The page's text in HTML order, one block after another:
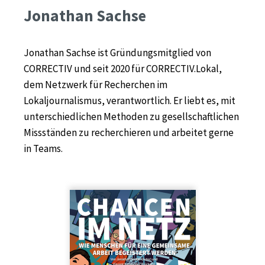
Jonathan Sachse
Jonathan Sachse ist Gründungsmitglied von
CORRECTIV und seit 2020 für CORRECTIV.Lokal,
dem Netzwerk für Recherchen im
Lokaljournalismus, verantwortlich. Er liebt es, mit
unterschiedlichen Methoden zu gesellschaftlichen
Missständen zu recherchieren und arbeitet gerne
in Teams.